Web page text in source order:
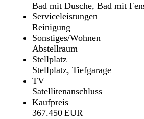
Bad mit Dusche, Bad mit
Serviceleistungen
Reinigung
Sonstiges/Wohnen
Abstellraum
Stellplatz
Stellplatz, Tiefgarage
TV
Satellitenanschluss
Kaufpreis
367.450 EUR